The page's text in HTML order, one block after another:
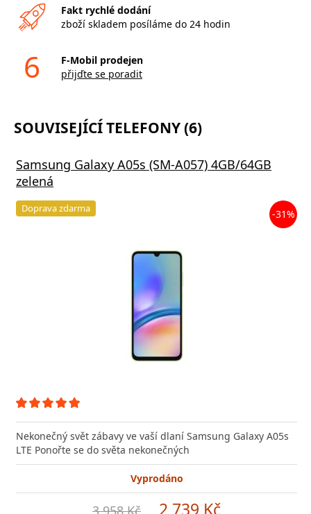
Fakt rychlé dodání
zboží skladem posíláme do 24 hodin
6
F-Mobil prodejen
přijďte se poradit
SOUVISEJÍCÍ TELEFONY (6)
Samsung Galaxy A05s (SM-A057) 4GB/64GB
zelená
Doprava zdarma -31%
Nekonečný svět zábavy ve vaší dlaní Samsung Galaxy A05s
LTE Ponořte se do světa nekonečných
Vyprodáno
3 958 Kč 2 739 Kč